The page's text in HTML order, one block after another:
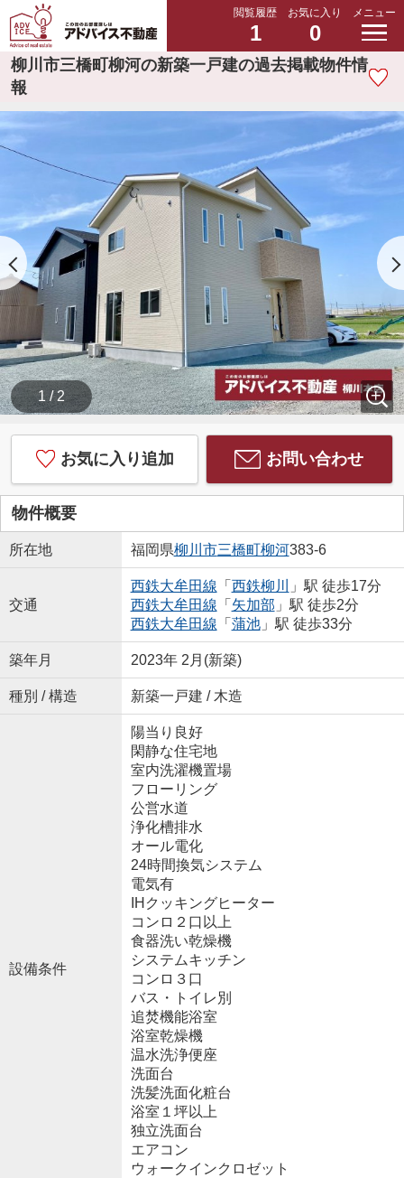
閲覧履歴
1
お気に入り
0
メニュー
柳川市三橋町柳河の新築一戸建の過去掲載物件情
報
1 / 2
お気に入り追加 お問い合わせ
物件概要
所在地 福岡県柳川市三橋町柳河383-6
交通
西鉄大牟田線 「 西鉄柳川
」駅 徒歩17分
西鉄大牟田線 「 矢加部 」駅 徒歩2分
西鉄大牟田線 「 蒲池」駅 徒歩33分
築年月 2023年 2月(新築)
種別 / 構造 新築一戸建 / 木造
設備条件
陽当り良好
閑静な住宅地
室内洗濯機置場
フローリング
公営水道
浄化槽排水
オール電化
24時間換気システム
電気有
IHクッキングヒーター
コンロ２口以上
食器洗い乾燥機
システムキッチン
コンロ３口
バス・トイレ別
追焚機能浴室
浴室乾燥機
温水洗浄便座
洗面台
洗髪洗面化粧台
浴室１坪以上
独立洗面台
エアコン
ウォークインクロゼット